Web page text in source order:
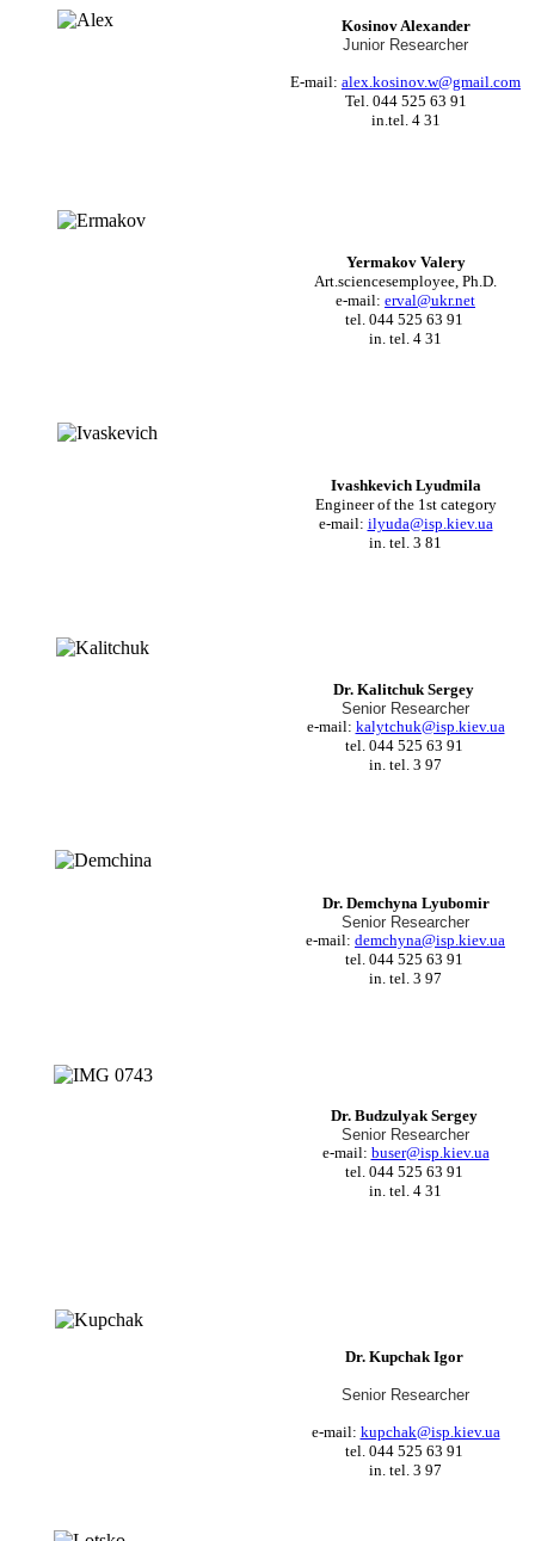
Kosinov Alexander
Junior Researcher
E-mail: alex.kosinov.w@gmail.com
Tel. 044 525 63 91
in.tel.4 31
Yermakov Valery
Art.sciencesemployee, Ph.D.
e-mail: erval@ukr.net
tel. 044 525 63 91
in. tel. 4 31
Ivashkevich Lyudmila
Engineer of the 1st category
e-mail: ilyuda@isp.kiev.ua
in. tel. 3 81
Dr. Kalitchuk Sergey
Senior Researcher
e-mail: kalytchuk@isp.kiev.ua
tel. 044 525 63 91
in. tel. 3 97
Dr. Demchyna Lyubomir
Senior Researcher
e-mail: demchyna@isp.kiev.ua
tel. 044 525 63 91
in. tel. 3 97
Dr. Budzulyak Sergey
Senior Researcher
e-mail: buser@isp.kiev.ua
tel. 044 525 63 91
in. tel. 4 31
Dr. Kupchak Igor
Senior Researcher
e-mail: kupchak@isp.kiev.ua
tel. 044 525 63 91
in. tel. 3 97